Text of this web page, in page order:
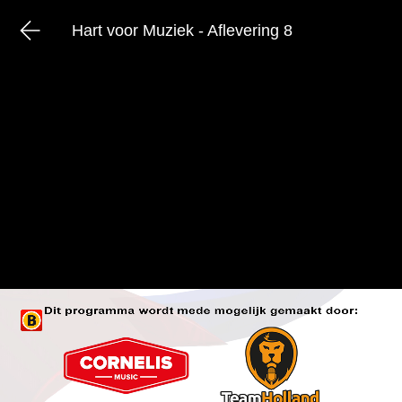
Hart voor Muziek - Aflevering 8